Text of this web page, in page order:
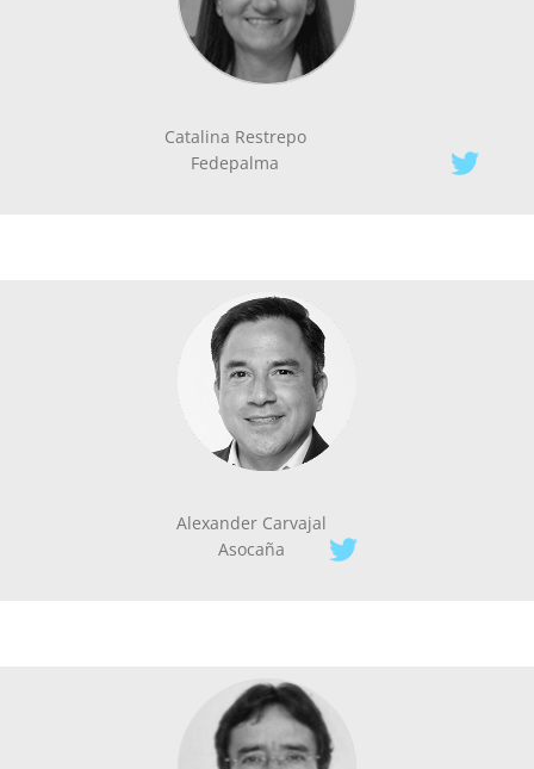
Catalina Restrepo
Fedepalma
Alexander Carvajal
Asocaña